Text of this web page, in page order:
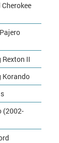
II
Korando
(2002-